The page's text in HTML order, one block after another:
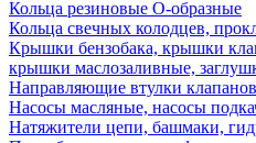
Кольца резиновые О-образные
Кольца свечных колодцев,
Крышки бензобака, крышки
крышки маслозаливные,
Направляющие втулки клапанов
Насосы масляные, насосы
Натяжители цепи, башмаки,